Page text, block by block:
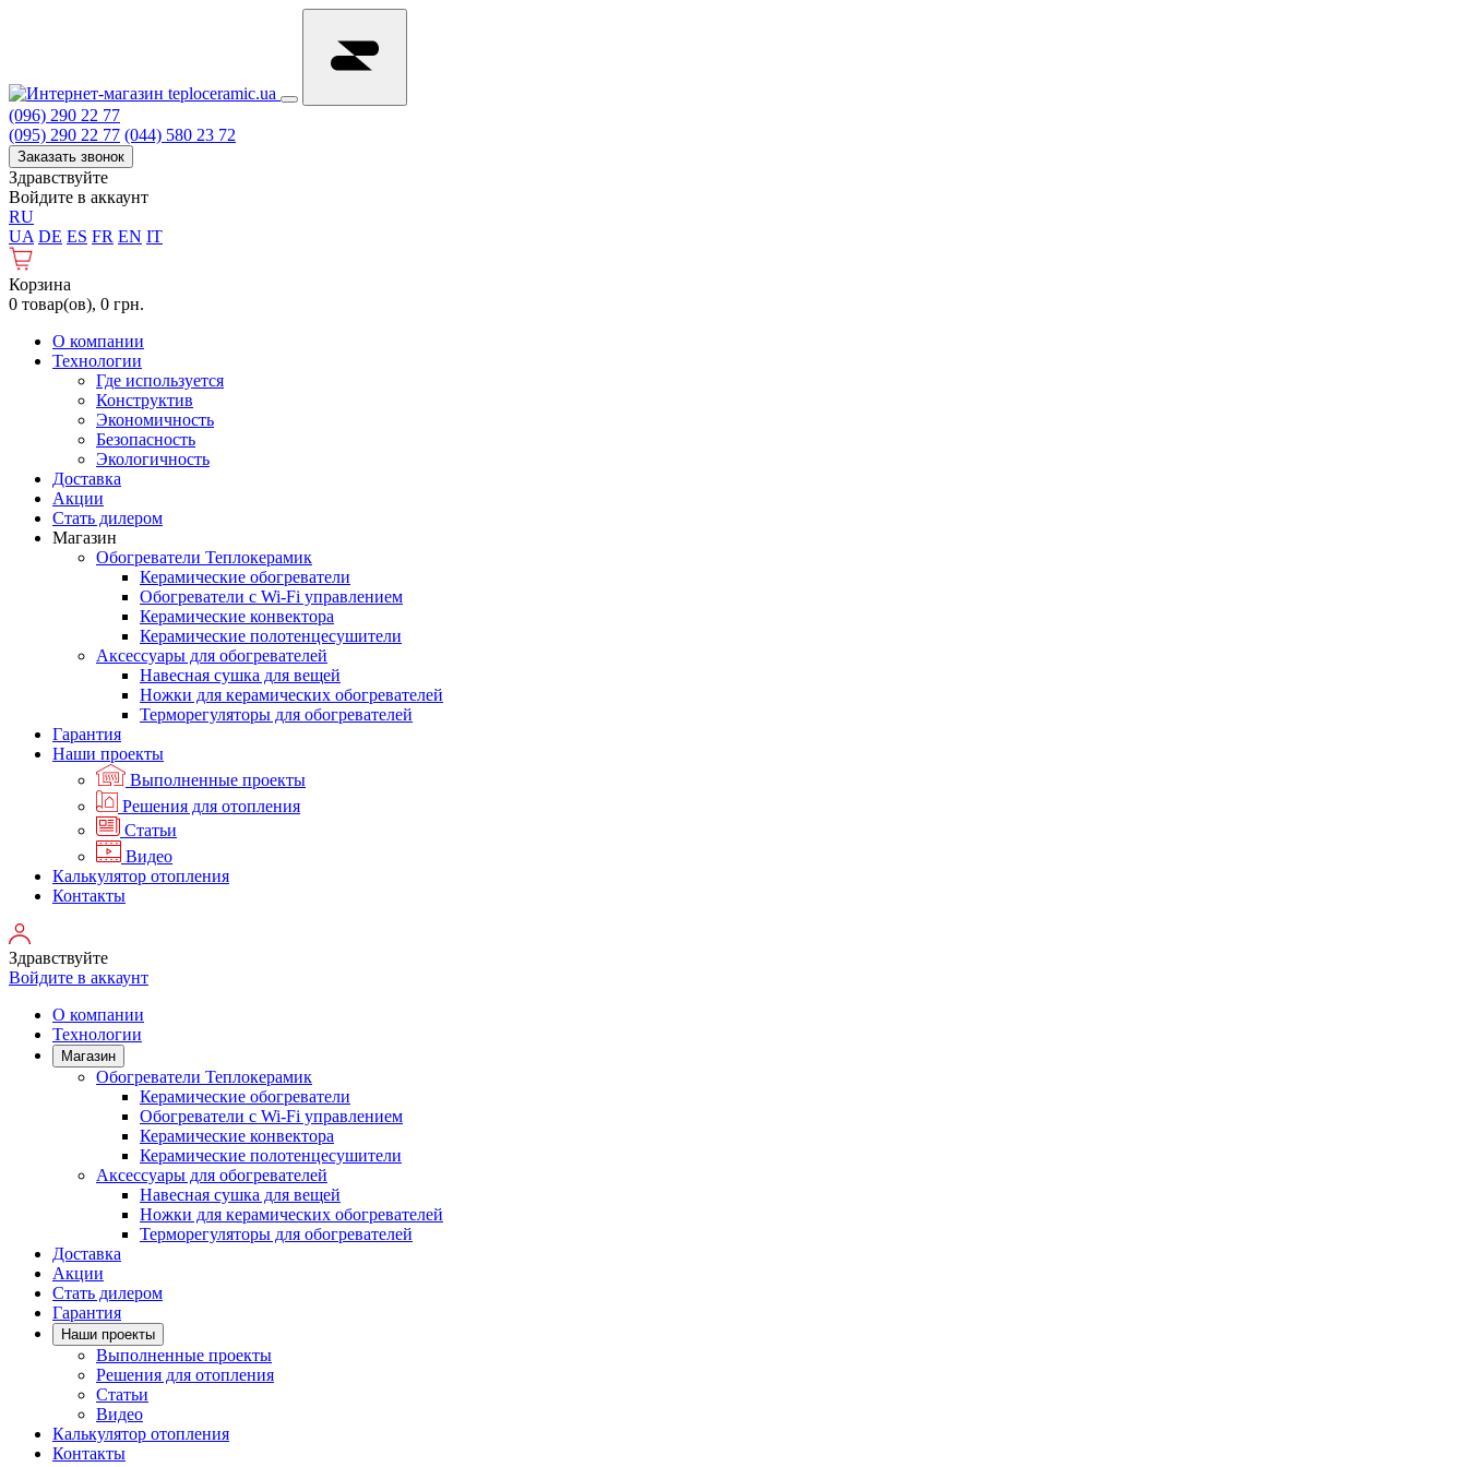
(096) 290 22 77
(095) 290 22 77 (044) 580 23 72
Заказать звонок
Здравствуйте
Войдите в аккаунт
RU
UA DE ES FR EN IT
Корзина
0 товар(ов), 0 грн.
О компании
Технологии
Где используется
Конструктив
Экономичность
Безопасность
Экологичность
Доставка
Акции
Стать дилером
Магазин
Обогреватели Теплокерамик
Керамические обогреватели
Обогреватели с Wi-Fi управлением
Керамические конвектора
Керамические полотенцесушители
Аксессуары для обогревателей
Навесная сушка для вещей
Ножки для керамических обогревателей
Терморегуляторы для обогревателей
Гарантия
Наши проекты
Выполненные проекты
Решения для отопления
Статьи
Видео
Калькулятор отопления
Контакты
Здравствуйте
Войдите в аккаунт
О компании
Технологии
Магазин
Обогреватели Теплокерамик
Керамические обогреватели
Обогреватели с Wi-Fi управлением
Керамические конвектора
Керамические полотенцесушители
Аксессуары для обогревателей
Навесная сушка для вещей
Ножки для керамических обогревателей
Терморегуляторы для обогревателей
Доставка
Акции
Стать дилером
Гарантия
Наши проекты
Выполненные проекты
Решения для отопления
Статьи
Видео
Калькулятор отопления
Контакты